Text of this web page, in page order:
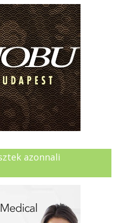
azonnali